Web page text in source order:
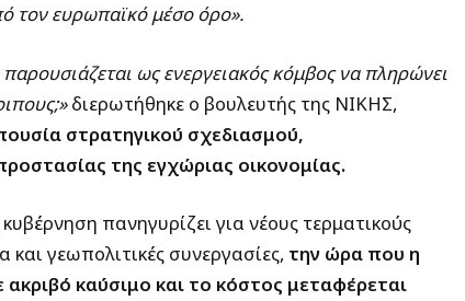
τον ευρωπαϊκό μέσο όρο».
ως ενεργειακός κόμβος να πληρώνει
διερωτήθηκε ο βουλευτής της ΝΙΚΗΣ,
στρατηγικού σχεδιασμού,
της εγχώριας οικονομίας.
πανηγυρίζει για νέους τερματικούς
γεωπολιτικές συνεργασίες, την ώρα που η
ακριβό καύσιμο και το κόστος μεταφέρεται